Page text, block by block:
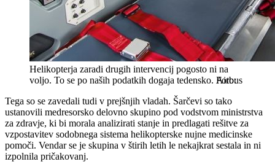
Helikopterja zaradi drugih intervencij pogosto ni na
voljo. To se po naših podatkih dogaja tedensko. Airbus
Tega so se zavedali tudi v prejšnjih vladah. Šarčevi so tako
ustanovili medresorsko delovno skupino pod vodstvom ministrstva
za zdravje, ki bi morala analizirati stanje in predlagati rešitve za
vzpostavitev sodobnega sistema helikopterske nujne medicinske
pomoči. Vendar se je skupina v štirih letih le nekajkrat sestala in ni
izpolnila pričakovanj.